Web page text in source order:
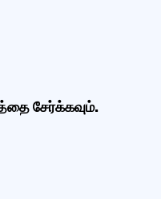
சேர்க்கவும்.